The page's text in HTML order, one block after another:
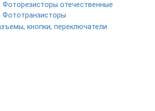
Фоторезисторы отечественные
Фототранзисторы
кнопки, переключатели